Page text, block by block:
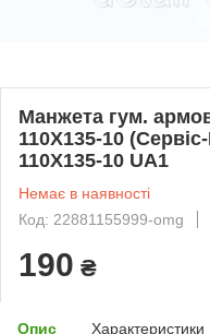
Манжета гум.
110X135-10
110X135-10 UA1
Немає в наявності
Код: 22881155999-omg
190 ₴
Опис Характеристики